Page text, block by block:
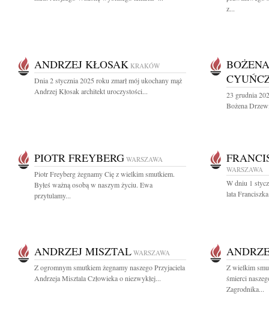
z...
ANDRZEJ KŁOSAK KRAKÓW
Dnia 2 stycznia 2025 roku zmarł mój ukochany mąż
Andrzej Kłosak architekt uroczystości...
23 grudnia
Bożena
PIOTR FREYBERG WARSZAWA
Piotr Freyberg żegnamy Cię z wielkim smutkiem.
Byłeś ważną osobą w naszym życiu. Ewa
przytulamy...
WARSZAWA
W dniu 1
lata
ANDRZEJ MISZTAL WARSZAWA
Z ogromnym smutkiem żegnamy naszego Przyjaciela
Andrzeja Misztala Człowieka o niezwykłej...
Z wielkim
śmierci
Zagrodnika...